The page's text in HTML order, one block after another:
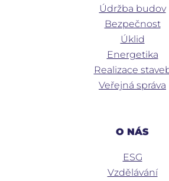
Údržba budov
Bezpečnost
Úklid
Energetika
Realizace
Veřejná správa
O NÁS
ESG
Vzdělávání